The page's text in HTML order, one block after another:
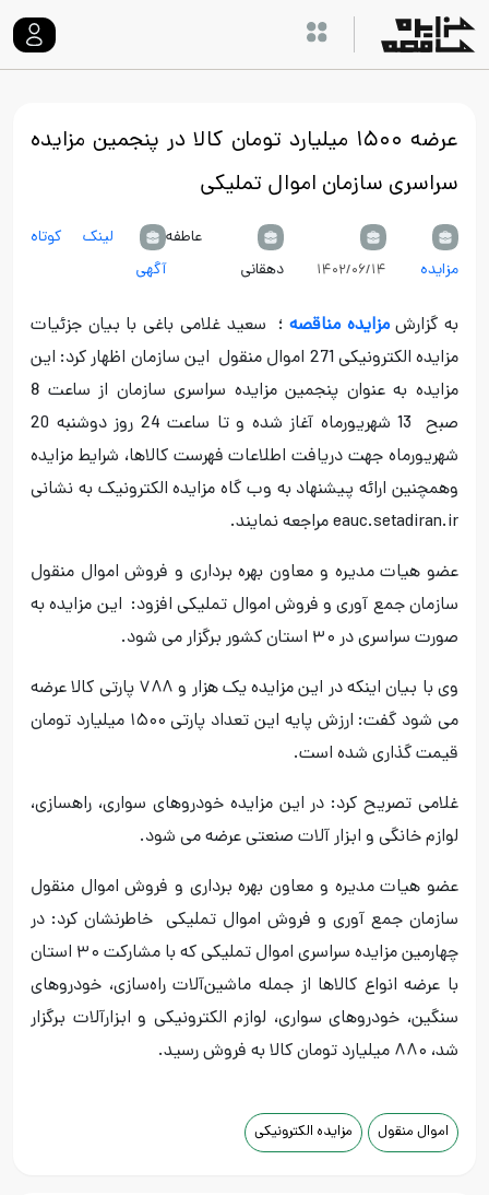
عرضه ۱۵۰۰ میلیارد تومان کالا در پنجمین مزایده
سراسری سازمان اموال تملیکی
مزایده ۱۴۰۲/۰۶/۱۴
عاطفه
دهقانی
لینک کوتاه
آگهی
به گزارشمزایده مناقصه ؛ سعید غلامی باغی با بیان جزئیات
مزایده الکترونیکی 271 اموال منقول این سازمان اظهار کرد: این
مزایده به عنوان پنجمین مزایده سراسری سازمان از ساعت 8
صبح 13 شهریورماه آغاز شده و تا ساعت 24 روز دوشنبه 20
شهریورماه جهت دریافت اطلاعات فهرست کالاها، شرایط مزایده
وهمچنین ارائه پیشنهاد به وب گاه مزایده الکترونیک به نشانی
eauc.setadiran.ir مراجعه نمایند.
عضو هیات مدیره و معاون بهره برداری و فروش اموال منقول
سازمان جمع آوری و فروش اموال تملیکی افزود: این مزایده به
صورت سراسری در ۳۰ استان کشور برگزار می شود.
وی با بیان اینکه در این مزایده یک هزار و ۷۸۸ پارتی کالا عرضه
می شود گفت: ارزش پایه این تعداد پارتی ۱۵۰۰ میلیارد تومان
قیمت گذاری شده است.
غلامی تصریح کرد: در این مزایده خودروهای سواری، راهسازی،
لوازم خانگی و ابزار آلات صنعتی عرضه می شود.
عضو هیات مدیره و معاون بهره برداری و فروش اموال منقول
سازمان جمع آوری و فروش اموال تملیکی خاطرنشان کرد: در
چهارمین مزایده سراسری اموال تملیکی که با مشارکت ۳۰ استان
با عرضه انواع کالاها از جمله ماشین‌آلات راه‌سازی، خودروهای
سنگین، خودروهای سواری، لوازم الکترونیکی و ابزارآلات برگزار
شد، ۸۸۰ میلیارد تومان کالا به فروش رسید.
اموال منقول مزایده الکترونیکی